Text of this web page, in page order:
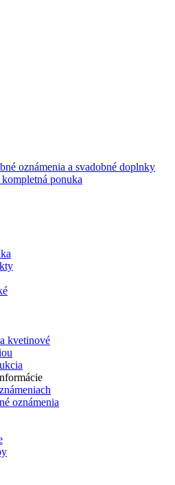
oznámenia a svadobné doplnky
ponuka
kvetinové
oznámenia